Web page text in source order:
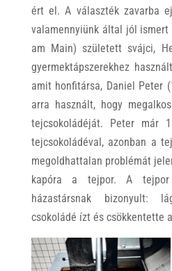
ért el. A választék zavarba
valamennyiünk által jól
am Main) született svájci,
gyermektápszerekhez
amit honfitársa, Daniel Peter
arra használt, hogy
tejcsokoládéját. Peter már
tejcsokoládéval, azonban a
megoldhattalan problémát
kapóra a tejpor. A
házastársnak bizonyult:
csokoládé ízt és csökkentette